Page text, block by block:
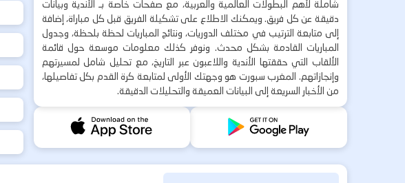
شاملة لأهم البطولات العالمية والعربية، مع صفحات خاصة بـ الأندية وبيانات
دقيقة عن كل فريق. ويمكنك الاطلاع على تشكيلة الفريق قبل كل مباراة، إضافة
إلى متابعة الترتيب في مختلف الدوريات، ونتائج المباريات لحظة بلحظة، وجدول
المباريات القادمة بشكل محدث. ونوفر كذلك معلومات موسعة حول قائمة
الألقاب التي حققتها الأندية واللاعبون عبر التاريخ، مع تحليل شامل لمسيرتهم
وإنجازاتهم. المغرب سبورت هو وجهتك الأولى لمتابعة كرة القدم بكل تفاصيلها،
من الأخبار السريعة إلى البيانات العميقة والتحليلات الدقيقة.